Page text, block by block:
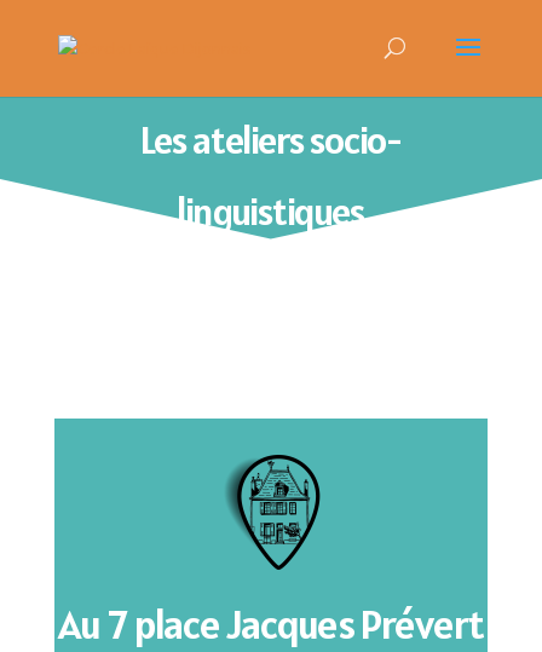
Les ateliers socio-
linguistiques
Au 7 place Jacques Prévert